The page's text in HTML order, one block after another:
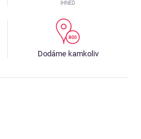
IHNED
Dodáme kamkoliv